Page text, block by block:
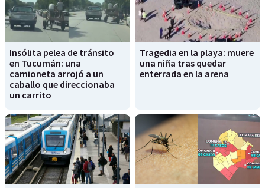
Insólita pelea de tránsito
en Tucumán: una
camioneta arrojó a un
caballo que direccionaba
un carrito
Tragedia en la playa: muere
una niña tras quedar
enterrada en la arena